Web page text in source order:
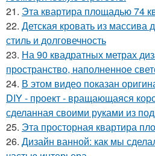
21. Эта квартира площадью 74
22. Детская кровать из массива
стиль и долговечность
23. На 90 квадратных метрах
пространство, наполненное
24. В этом видео показан
DIY - проект - вращающаяся
сделанная своими руками из
25. Эта просторная квартира
26. Дизайн ванной: как мы